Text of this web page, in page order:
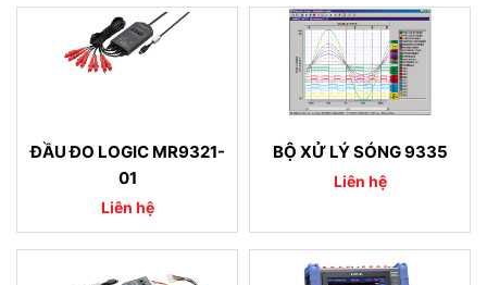
ĐẦU ĐO LOGIC MR9321-
01
Liên hệ
BỘ XỬ LÝ SÓNG 9335
Liên hệ